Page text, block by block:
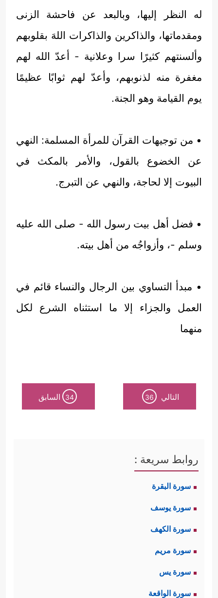
له النظر إليها، وبالبعد عن فاحشة الزنى
ومقدماتها، والذاكرين والذاكرات اللهَ بقلوبهم
وألسنتهم كثيرًا سرا وعلانية - أعدّ الله لهم
مغفرة منه لذنوبهم، وأعدّ لهم ثوابًا عظيمًا
يوم القيامة وهو الجنة.
• من توجيهات القرآن للمرأة المسلمة: النهي
عن الخضوع بالقول، والأمر بالمكث في
البيوت إلا لحاجة، والنهي عن التبرج.
• فضل أهل بيت رسول الله - صلى الله عليه
وسلم -، وأزواجُه من أهل بيته.
• مبدأ التساوي بين الرجال والنساء قائم في
العمل والجزاء إلا ما استثناه الشرع لكل
منهما
التالي 36
34 السابق
روابط سريعة :
سورة البقرة
سورة يوسف
سورة الكهف
سورة مريم
سورة يس
سورة الواقعة